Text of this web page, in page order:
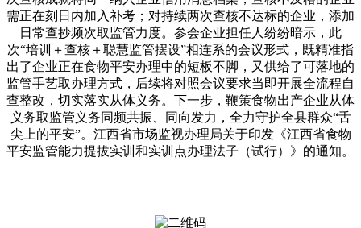
需正在刻日内加入补考；对持续两次查核不达标的企业，添加
日常查抄频次取监管力度。参会企业担任人纷纷暗示，此
次“培训＋查核＋聪慧监管摆设”相连系的会议形式，既精准指
出了企业正在食物平安办理中的短板不脚，又供给了可落地的
监管手艺取办理方式，后续将对照会议要求当即开展全流程自
查整改，切实落实从体义务。下一步，鞭策食物出产企业从体
义务取监管义务同频共振、同向发力，全力守护全县群众“舌
尖上的平安”。江西省市场监视办理局关于印发《江西省食物
平安监管能力提拔实训和实训点办理法子（试行）》的通知。